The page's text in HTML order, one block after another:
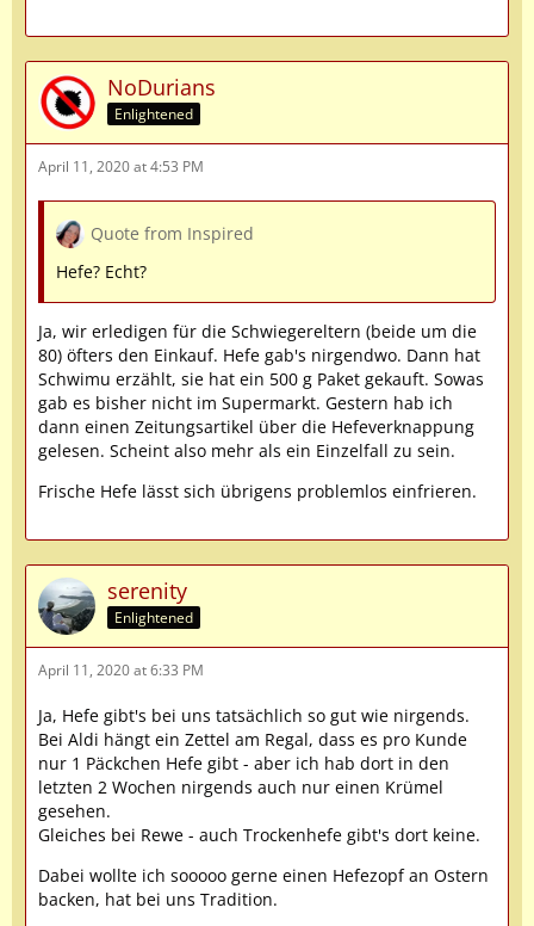
NoDurians
Enlightened
April 11, 2020 at 4:53 PM
Quote from Inspired
Hefe? Echt?
Ja, wir erledigen für die Schwiegereltern (beide um die
80) öfters den Einkauf. Hefe gab's nirgendwo. Dann hat
Schwimu erzählt, sie hat ein 500 g Paket gekauft. Sowas
gab es bisher nicht im Supermarkt. Gestern hab ich
dann einen Zeitungsartikel über die Hefeverknappung
gelesen. Scheint also mehr als ein Einzelfall zu sein.
Frische Hefe lässt sich übrigens problemlos einfrieren.
serenity
Enlightened
April 11, 2020 at 6:33 PM
Ja, Hefe gibt's bei uns tatsächlich so gut wie nirgends.
Bei Aldi hängt ein Zettel am Regal, dass es pro Kunde
nur 1 Päckchen Hefe gibt - aber ich hab dort in den
letzten 2 Wochen nirgends auch nur einen Krümel
gesehen.
Gleiches bei Rewe - auch Trockenhefe gibt's dort keine.
Dabei wollte ich sooooo gerne einen Hefezopf an Ostern
backen, hat bei uns Tradition.